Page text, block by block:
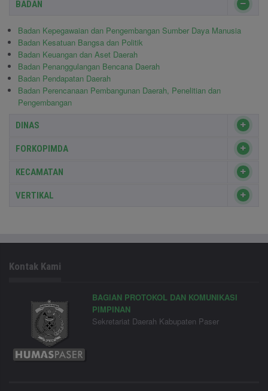
BADAN
Badan Kepegawaian dan Pengembangan Sumber Daya Manusia
Badan Kesatuan Bangsa dan Politik
Badan Keuangan dan Aset Daerah
Badan Penanggulangan Bencana Daerah
Badan Pendapatan Daerah
Badan Perencanaan Pembangunan Daerah, Penelitian dan
Pengembangan
DINAS
FORKOPIMDA
KECAMATAN
VERTIKAL
Kontak Kami
BAGIAN PROTOKOL DAN KOMUNIKASI
PIMPINAN
Sekretariat Daerah Kabupaten Paser